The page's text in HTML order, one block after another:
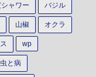
ャワー バジル
山椒 オクラ
wp
と病